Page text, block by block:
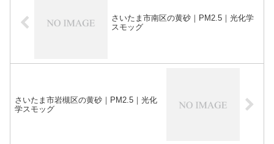
さいたま市南区の黄砂｜PM2.5｜光化学
スモッグ
さいたま市岩槻区の黄砂｜PM2.5｜光化
学スモッグ